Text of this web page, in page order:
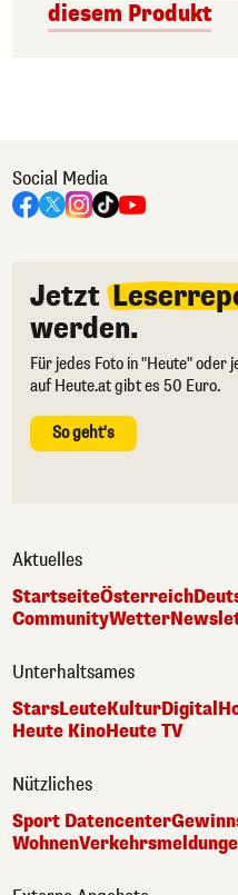
diesem Produkt
Social Media
Jetzt
werden.
Für jedes Foto in "Heute" oder
auf Heute.at gibt es 50 Euro.
So geht's
Aktuelles
StartseiteÖsterreich
CommunityWetter
Unterhaltsames
StarsLeuteKulturDigital
Heute KinoHeute TV
Nützliches
Sport Datencenter
Wohnen